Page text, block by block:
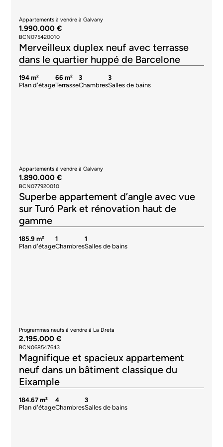
Appartements à vendre à Galvany
1.990.000 €
BCN075420010
Merveilleux duplex neuf avec terrasse
dans le quartier huppé de Barcelone
194 m²
Plan d'étage
66 m²
Terrasse
3
Chambres
3
Salles de bains
Appartements à vendre à Galvany
1.890.000 €
BCN077920010
Superbe appartement d’angle avec vue
sur Turó Park et rénovation haut de
gamme
185.9 m²
Plan d'étage
1
Chambres
1
Salles de bains
Programmes neufs à vendre à La Dreta
2.195.000 €
BCN068547643
Magnifique et spacieux appartement
neuf dans un bâtiment classique du
Eixample
184.67 m²
Plan d'étage
4
Chambres
3
Salles de bains